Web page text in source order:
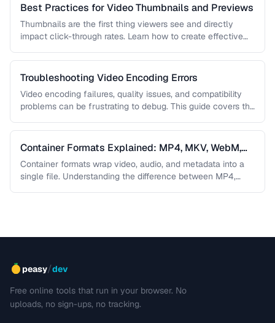
Best Practices for Video Thumbnails and Previews
Thumbnails are the first thing viewers see and directly
impact click-through rates. Learn how to create effective
Troubleshooting Video Encoding Errors
Video encoding failures, quality issues, and compatibility
problems can be frustrating to debug. This guide covers the
Container Formats Explained: MP4, MKV, WebM,
and MOV
Container formats wrap video, audio, and metadata into a
single file. Understanding the difference between MP4,
peasy/dev
Free online tools that run in your browser. No
uploads, no sign-ups, no tracking.